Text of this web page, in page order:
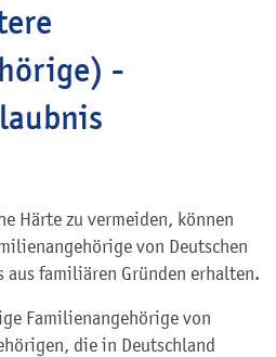
-
Härte zu vermeiden, können
von Deutschen
familiären Gründen erhalten.
Familienangehörige von
die in Deutschland